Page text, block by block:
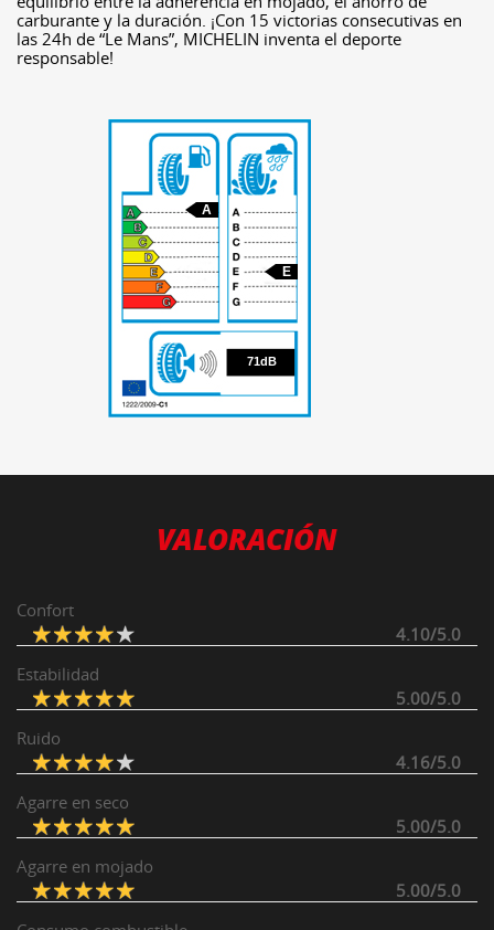
carburante y la duración. ¡Con 15 victorias consecutivas en
las 24h de “Le Mans”, MICHELIN inventa el deporte
responsable!
71
A
E
71dB
VALORACIÓN
Confort
4.10/5.0
Estabilidad
5.00/5.0
Ruido
4.16/5.0
Agarre en seco
5.00/5.0
Agarre en mojado
5.00/5.0